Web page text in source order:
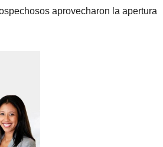
aprovecharon la apertura